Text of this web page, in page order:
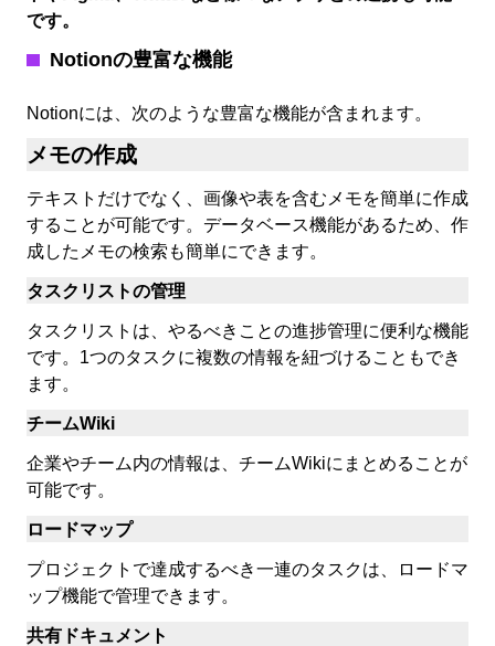
です。
Notionの豊富な機能
Notionには、次のような豊富な機能が含まれます。
メモの作成
テキストだけでなく、画像や表を含むメモを簡単に作成
することが可能です。データベース機能があるため、作
成したメモの検索も簡単にできます。
タスクリストの管理
タスクリストは、やるべきことの進捗管理に便利な機能
です。1つのタスクに複数の情報を紐づけることもでき
ます。
チームWiki
企業やチーム内の情報は、チームWikiにまとめることが
可能です。
ロードマップ
プロジェクトで達成するべき一連のタスクは、ロードマ
ップ機能で管理できます。
共有ドキュメント